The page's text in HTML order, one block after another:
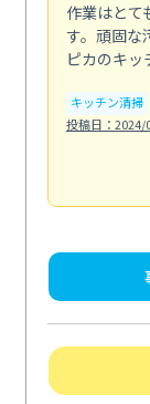
作業はとて
す。頑固な
ピカのキッ
キッチン清掃
投稿日：2024/